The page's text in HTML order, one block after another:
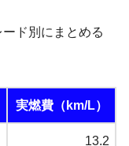
ード別にまとめる
実燃費（km/L）
13.2